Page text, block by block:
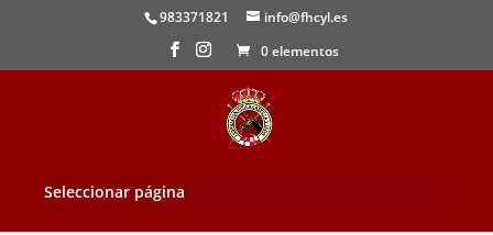
983371821
info@fhcyl.es
0 elementos
Seleccionar página